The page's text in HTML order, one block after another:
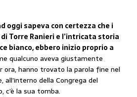
oggi sapeva con certezza che i
Torre Ranieri e l’intricata storia
bianco, ebbero inizio proprio a
qualcuno aveva giustamente
hanno trovato la parola fine nel
della Congrega del
c’è la sua tomba.